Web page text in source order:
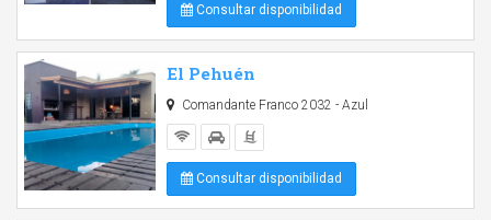
Consultar disponibilidad
El Pehuén
Comandante Franco 2032 - Azul
Consultar disponibilidad